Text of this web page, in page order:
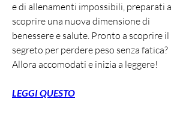
e di allenamenti impossibili, preparati a
scoprire una nuova dimensione di
benessere e salute. Pronto a scoprire il
segreto per perdere peso senza fatica?
Allora accomodati e inizia a leggere!
LEGGI QUESTO